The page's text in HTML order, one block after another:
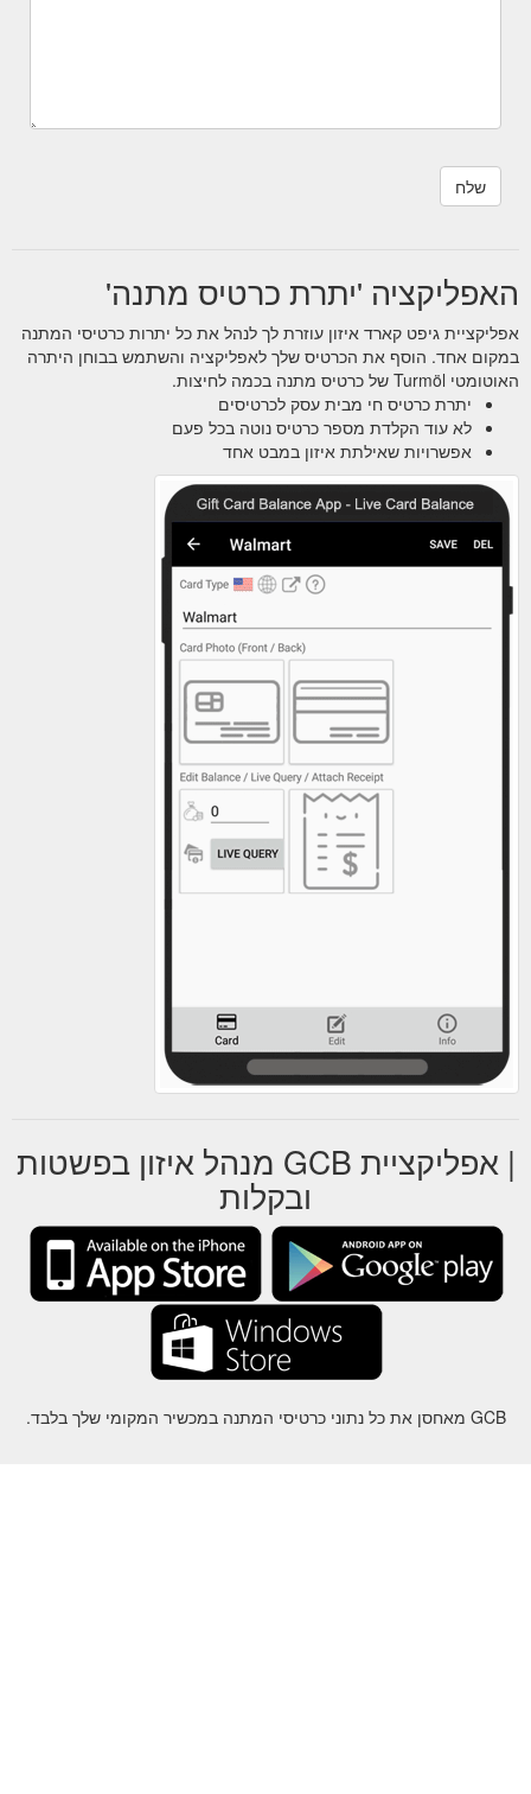
האפליקציה 'יתרת כרטיס מתנה'
אפליקציית גיפט קארד איזון עוזרת לך לנהל את כל יתרות כרטיסי המתנה
במקום אחד. הוסף את הכרטיס שלך לאפליקציה והשתמש בבוחן היתרה
האוטומטי Turmöl של כרטיס מתנה בכמה לחיצות.
יתרת כרטיס חי מבית עסק לכרטיסים
לא עוד הקלדת מספר כרטיס נוטה בכל פעם
אפשרויות שאילתת איזון במבט אחד
| אפליקציית GCB מנהל איזון בפשטות
ובקלות
GCB מאחסן את כל נתוני כרטיסי המתנה במכשיר המקומי שלך בלבד.